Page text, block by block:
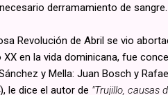
derramamiento de sangre.
Revolución de Abril se vio
XX en la vida dominicana, fue
y Mella: Juan Bosch y
le dice el autor de "Trujillo, causas